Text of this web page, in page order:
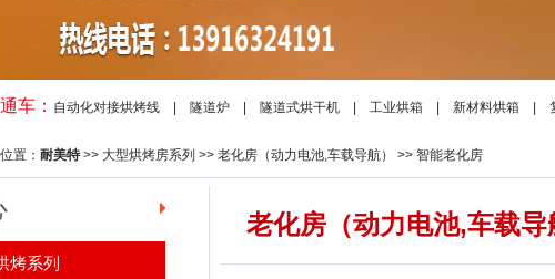
车： 自动化对接烘烤线 隧道炉 隧道式烘干机 工业烘箱 新材料烘箱
置： 耐美特>> 大型烘烤房系列 >> 老化房（动力电池,车载导航） >> 智能老化房
烤系列
老化房（动力电池,车载导